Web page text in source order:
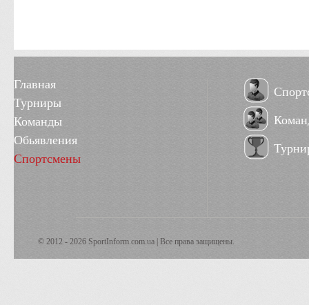
Главная
Турниры
Команды
Обьявления
Спортсмены
© 2012 - 2026 SportInform.com.ua | Все права защищены.